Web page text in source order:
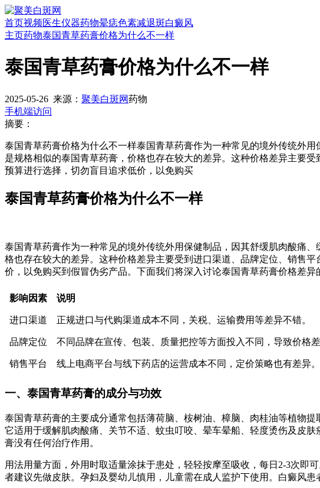
首页视频医生仪器药物晕痣色素减退斑白癜风
主页药物泰国青草药膏价格为什么不一样
泰国青草药膏价格为什么不一样
2025-05-26 来源： 聚美白斑网药物
手机端访问
摘要：
泰国青草药膏价格为什么不一样泰国青草药膏作为一种常见的境外传统外
是规格相似的泰国青草药膏，价格也存在较大的差异。这种价格差异主要
预算进行选择，切勿盲目追求低价，以免购买
泰国青草药膏价格为什么不一样
泰国青草药膏作为一种常见的境外传统外用保健制品，因其舒缓肌肉酸痛
格也存在较大的差异。这种价格差异主要受到进口渠道、品牌定位、销售
价，以免购买到假冒伪劣产品。下面我们将深入讨论泰国青草药膏价格差异
影响因素 说明
进口渠道 正规进口与代购渠道成本不同，关税、运输费用等差异不错。
品牌定位 不同品牌在宣传、包装、质量把控等方面投入不同，导致价格差
销售平台 线上电商平台与线下药店的运营成本不同，定价策略也有差异。
一、泰国青草药膏的成分与功效
泰国青草药膏的主要成分通常包括薄荷脑、桉树油、樟脑、肉桂油等植物
它适用于缓解肌肉酸痛、关节不适、蚊虫叮咬、晕车晕船、轻度烫伤及皮
膏没有任何治疗作用。
用法用量方面，外用时取适量涂抹于患处，轻轻按摩至吸收，每日2-3次即
者建议先做皮肤。孕妇及婴幼儿慎用，儿童需在成人监护下使用。白癜风患